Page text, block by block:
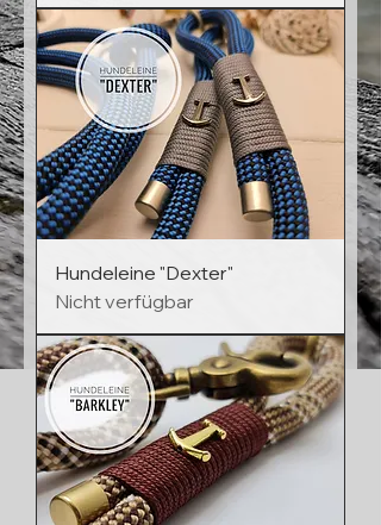
Hundeleine "Dexter"
Nicht verfügbar